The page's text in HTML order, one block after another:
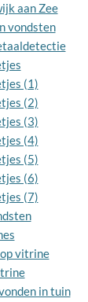
aan Zee
vondsten
(1)
(2)
(3)
(4)
(5)
(6)
(7)
vitrine
in tuin